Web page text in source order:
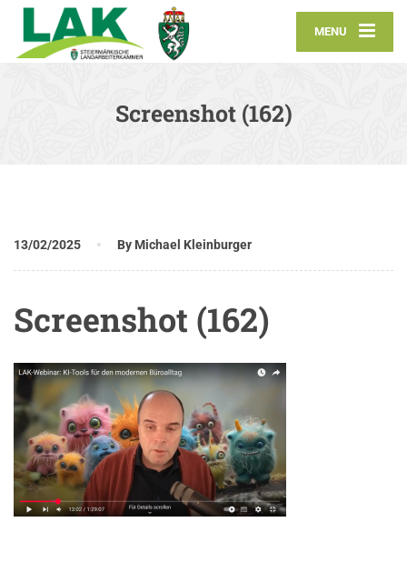
MENU
Screenshot (162)
13/02/2025 By Michael Kleinburger
Screenshot (162)